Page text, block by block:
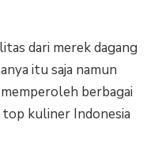
dari merek dagang
itu saja namun
berbagai
kuliner Indonesia